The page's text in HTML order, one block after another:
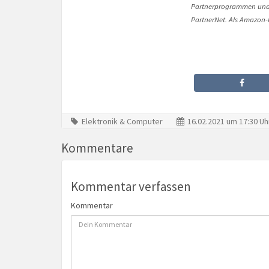
Partnerprogrammen
PartnerNet. Als
Elektronik & Computer 16.02.2021 um 17:30
Kommentare
Kommentar verfassen
Kommentar